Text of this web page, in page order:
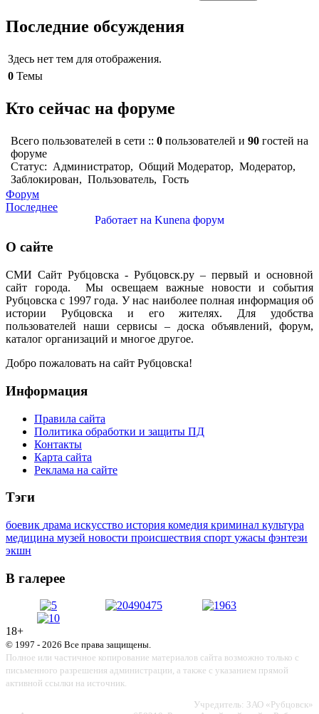
Последние обсуждения
Здесь нет тем для отображения.
0 Темы
Кто сейчас на форуме
Всего пользователей в сети :: 0 пользователей и 90 гостей на
форуме
Статус: Администратор, Общий Модератор, Модератор,
Заблокирован, Пользователь, Гость
Форум
Последнее
Работает на Kunena форум
О сайте
СМИ Сайт Рубцовска - Рубцовск.ру – первый и основной
сайт города. Мы освещаем важные новости и события
Рубцовска с 1997 года. У нас наиболее полная информация об
истории Рубцовска и его жителях. Для удобства
пользователей наши сервисы – доска объявлений, форум,
каталог организаций и многое другое.
Добро пожаловать на сайт Рубцовска!
Информация
Правила сайта
Политика обработки и защиты ПД
Контакты
Карта сайта
Реклама на сайте
Тэги
боевик драма искусство история комедия криминал культура
медицина музей новости происшествия спорт ужасы фэнтези
экшн
В галерее
18+
© 1997 - 2026 Все права защищены.
Полное или частичное копирование материалов сайта возможно только с
письменного разрешения администрации, а также с указанием прямой
активной ссылки на источник.
Учредитель: ЗАО «Рубцовск»